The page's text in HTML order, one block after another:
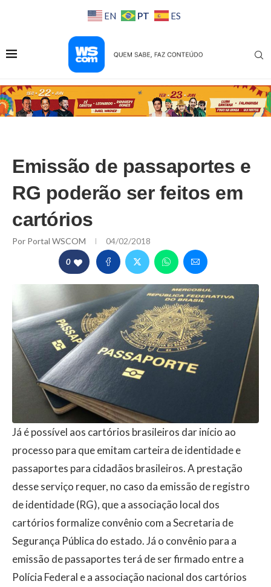
EN PT ES
Emissão de passaportes e
RG poderão ser feitos em
cartórios
Por Portal WSCOM 04/02/2018
0
Já é possível aos cartórios brasileiros dar início ao
processo para que emitam carteira de identidade e
passaportes para cidadãos brasileiros. A prestação
desse serviço requer, no caso da emissão de registro
de identidade (RG), que a associação local dos
cartórios formalize convênio com a Secretaria de
Segurança Pública do estado. Já o convênio para a
emissão de passaportes terá de ser firmado entre a
Polícia Federal e a associação nacional dos cartórios